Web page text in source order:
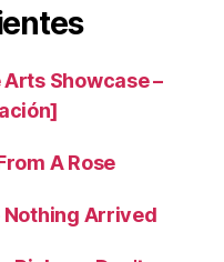
Arts Showcase –
A Rose
Nothing Arrived